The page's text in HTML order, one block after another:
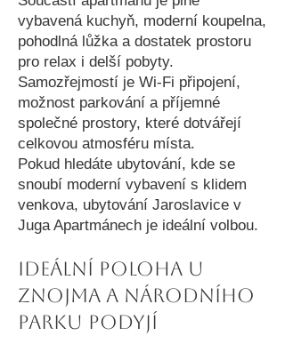
vybavená kuchyň, moderní koupelna,
pohodlná lůžka a dostatek prostoru
pro relax i delší pobyty.
Samozřejmostí je Wi-Fi připojení,
možnost parkování a příjemné
společné prostory, které dotvářejí
celkovou atmosféru místa.
Pokud hledáte ubytování, kde se
snoubí moderní vybavení s klidem
venkova, ubytování Jaroslavice v
Juga Apartmánech je ideální volbou.
Ideální poloha u
Znojma a Národního
parku Podyjí